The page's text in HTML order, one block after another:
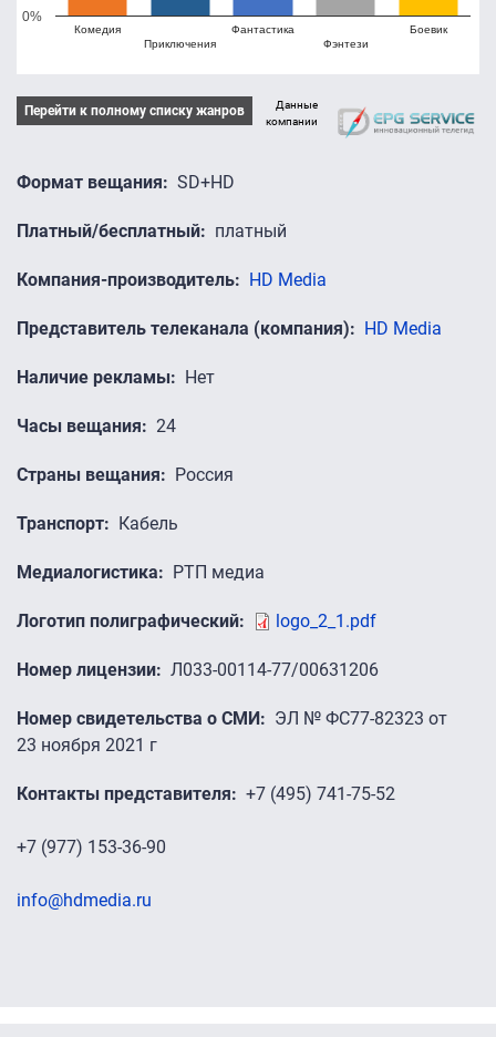
Комедия
Приключения
Фантастика
Фэнтези
Боевик
0%
Перейти к полному списку жанров
Данные
компании
Формат вещания SD+HD
Платный/бесплатный платный
Компания-производитель HD Media
Представитель телеканала (компания) HD Media
Наличие рекламы Нет
Часы вещания 24
Страны вещания Россия
Транспорт Кабель
Медиалогистика РТП медиа
Логотип полиграфический logo_2_1.pdf
Номер лицензии Л033-00114-77/00631206
Номер свидетельства о СМИ
ЭЛ № ФС77-82323 от
23 ноября 2021 г
Контакты представителя +7 (495) 741-75-52
+7 (977) 153-36-90
info@hdmedia.ru